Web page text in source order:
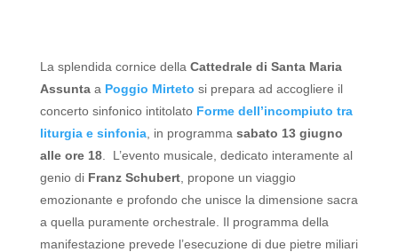
La splendida cornice della Cattedrale di Santa Maria
Assuntaa Poggio Mirteto si prepara ad accogliere il
concerto sinfonico intitolato Forme dell’incompiuto tra
liturgia e sinfonia, in programma sabato 13 giugno
alle ore 18. L’evento musicale, dedicato interamente al
genio di Franz Schubert, propone un viaggio
emozionante e profondo che unisce la dimensione sacra
a quella puramente orchestrale. Il programma della
manifestazione prevede l’esecuzione di due pietre miliari